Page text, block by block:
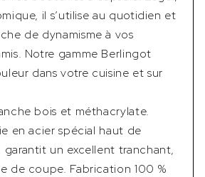
il s’utilise au quotidien et
de dynamisme à vos
Notre gamme Berlingot
dans votre cuisine et sur
bois et méthacrylate.
en acier spécial haut de
garantit un excellent tranchant,
de coupe. Fabrication 100 %